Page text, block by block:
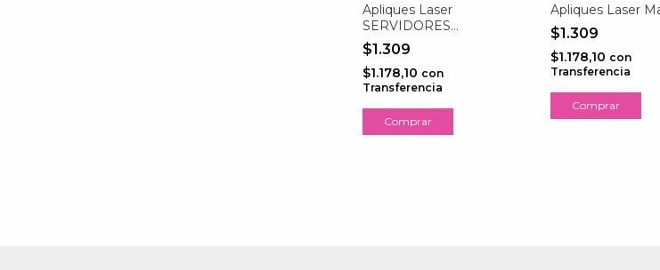
Apliques Laser
SERVIDORES
PUBLICOS
$1.309
$1.178,10 con
Transferencia
Apliques Laser
$1.309
$1.178,10 con
Transferencia